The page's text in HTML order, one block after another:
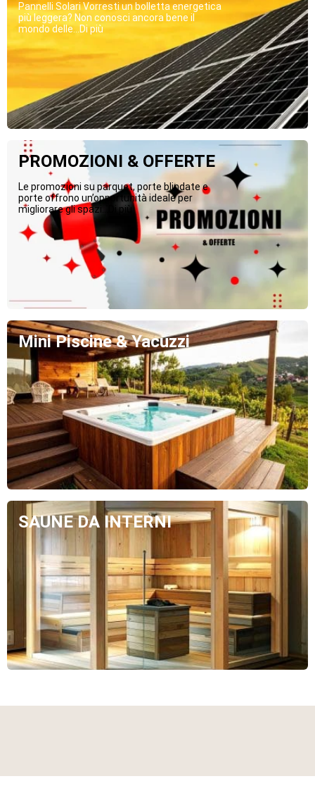
Pannelli Solari Vorresti un bolletta energetica
più leggera? Non conosci ancora bene il
mondo delle...Di più
PROMOZIONI & OFFERTE
Le promozioni su parquet, porte blindate e
porte offrono un’opportunità ideale per
migliorare gli spazi...Di più
Mini Piscine & Yacuzzi
SAUNE DA INTERNI